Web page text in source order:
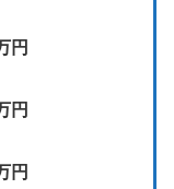
円
円
円